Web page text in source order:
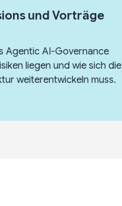
und Vorträge
Agentic AI-Governance
liegen und wie sich die
weiterentwickeln muss.